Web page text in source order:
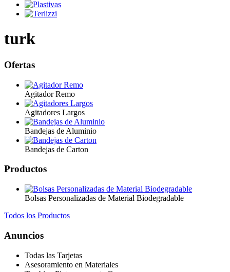
turk
Ofertas
Agitador Remo
Agitadores Largos
Bandejas de Aluminio
Bandejas de Carton
Productos
Bolsas Personalizadas de Material Biodegradable
Todos los Productos
Anuncios
Todas las Tarjetas
Asesoramiento en Materiales